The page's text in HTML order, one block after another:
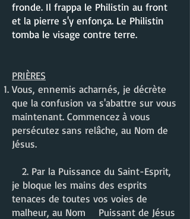
fronde. Il frappa le Philistin au front
et la pierre s'y enfonça. Le Philistin
tomba le visage contre terre.
PRIÈRES
Vous, ennemis acharnés, je décrète
que la confusion va s'abattre sur vous
maintenant. Commencez à vous
persécutez sans relâche, au Nom de
Jésus.
2. Par la Puissance du Saint-Esprit,
je bloque les mains des esprits
tenaces de toutes vos voies de
malheur, au Nom Puissant de Jésus